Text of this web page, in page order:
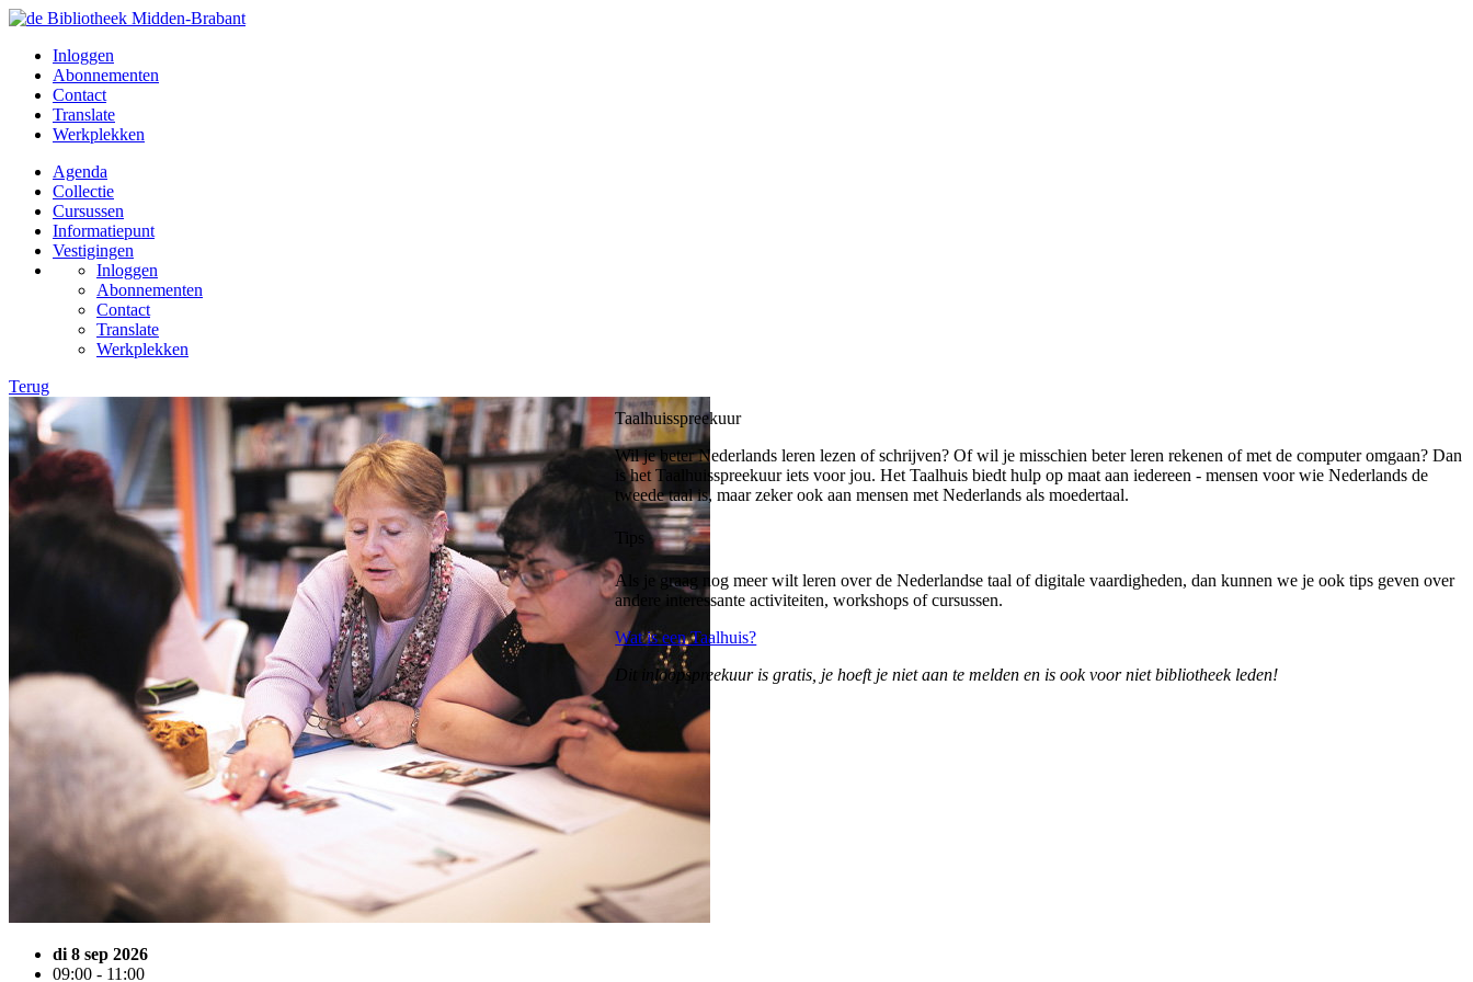
Inloggen
Abonnementen
Contact
Translate
Werkplekken
Agenda
Collectie
Cursussen
Informatiepunt
Vestigingen
Inloggen
Abonnementen
Contact
Translate
Werkplekken
Terug
di 8 sep 2026
09:00 - 11:00
Taalhuisspreekuur
Wil je beter Nederlands leren lezen of schrijven? Of wil je misschien beter leren rekenen of met de computer omgaan? Dan
is het Taalhuisspreekuur iets voor jou. Het Taalhuis biedt hulp op maat aan iedereen - mensen voor wie Nederlands de
tweede taal is, maar zeker ook aan mensen met Nederlands als moedertaal.
Tips
Als je graag nog meer wilt leren over de Nederlandse taal of digitale vaardigheden, dan kunnen we je ook tips geven over
andere interessante activiteiten, workshops of cursussen.
Wat is een Taalhuis?
Dit inloopspreekuur is gratis, je hoeft je niet aan te melden en is ook voor niet bibliotheek leden!